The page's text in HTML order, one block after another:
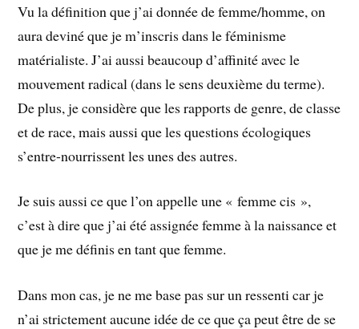
Vu la définition que j’ai donnée de femme/homme, on
aura deviné que je m’inscris dans le féminisme
matérialiste. J’ai aussi beaucoup d’affinité avec le
mouvement radical (dans le sens deuxième du terme).
De plus, je considère que les rapports de genre, de classe
et de race, mais aussi que les questions écologiques
s’entre-nourrissent les unes des autres.
Je suis aussi ce que l’on appelle une « femme cis »,
c’est à dire que j’ai été assignée femme à la naissance et
que je me définis en tant que femme.
Dans mon cas, je ne me base pas sur un ressenti car je
n’ai strictement aucune idée de ce que ça peut être de se